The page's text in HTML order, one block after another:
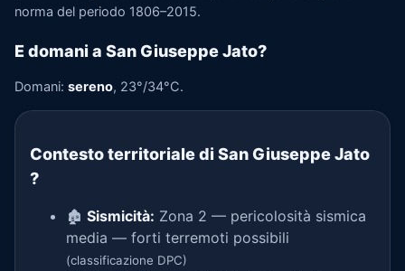
norma del periodo 1806–2015.
E domani a San Giuseppe Jato?
Domani: sereno, 23°/34°C.
Contesto territoriale di San Giuseppe Jato
?
🏚️ Sismicità: Zona 2 — pericolosità sismica
media — forti terremoti possibili
(classificazione DPC)